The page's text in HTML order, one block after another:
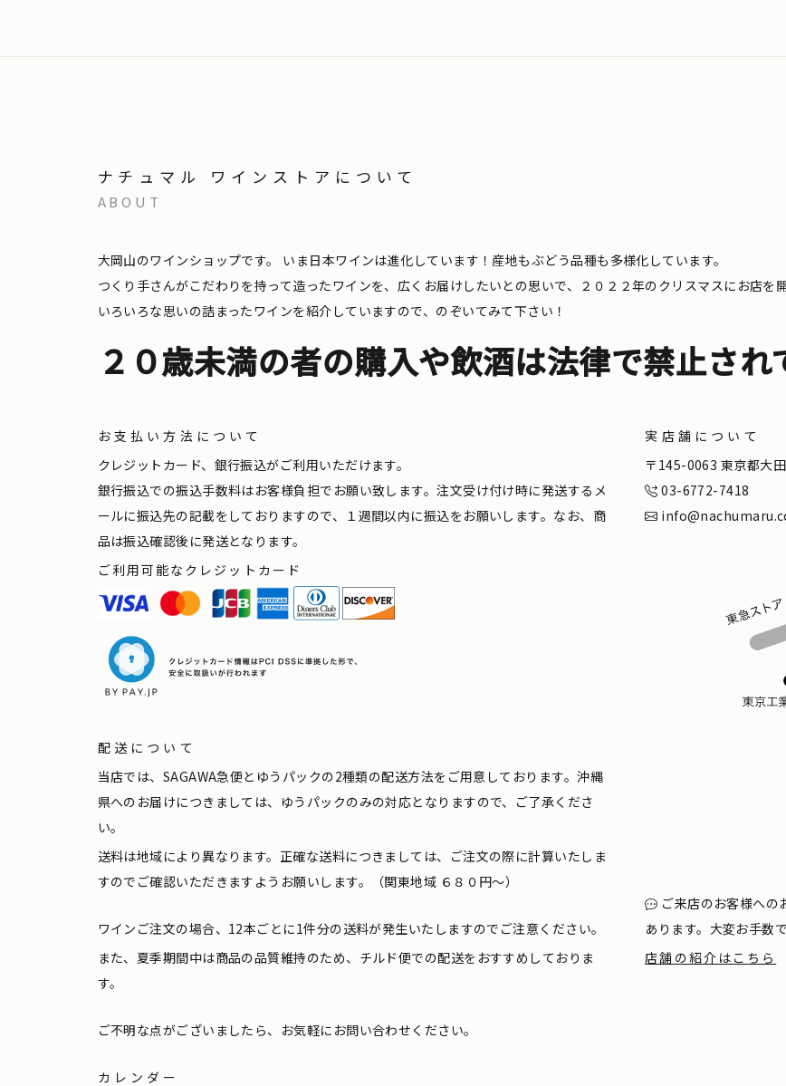
ナチュマル ワインストアについて
ABOUT
大岡山のワインショップです。
いま日本ワインは進化しています！産地もぶどう品種も多様化しています。
つくり手さんがこだわりを持って造ったワインを、広くお届けしたいとの思いで、２０２２年のクリスマスにお店を開
いろいろな思いの詰まったワインを紹介していますので、のぞいてみて下さい！
２０歳未満の者の購入や飲酒は法律で禁止され
お支払い方法について
クレジットカード、銀行振込がご利用いただけます。
銀行振込での振込手数料はお客様負担でお願い致します。注文受け付け時に発送するメ
ールに振込先の記載をしておりますので、１週間以内に振込をお願いします。なお、商
品は振込確認後に発送となります。
ご利用可能なクレジットカード
配送について
当店では、SAGAWA急便とゆうパックの2種類の配送方法をご用意しております。沖縄
県へのお届けにつきましては、ゆうパックのみの対応となりますので、ご了承くださ
い。
送料は地域により異なります。正確な送料につきましては、ご注文の際に計算いたしま
すのでご確認いただきますようお願いします。（関東地域 ６８０円〜）
ワインご注文の場合、12本ごとに1件分の送料が発生いたしますのでご注意ください。
また、夏季期間中は商品の品質維持のため、チルド便での配送をおすすめしておりま
す。
ご不明な点がございましたら、お気軽にお問い合わせください。
実店舗について
〒145-0063 東京都大
03-6772-7418
ご来店のお客様への
あります。大変お手数
店舗の紹介はこちら
カレンダー